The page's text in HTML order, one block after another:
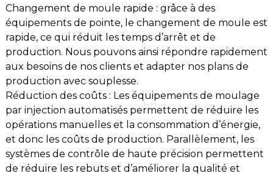
Changement de moule rapide : grâce à des
équipements de pointe, le changement de moule est
rapide, ce qui réduit les temps d’arrêt et de
production. Nous pouvons ainsi répondre rapidement
aux besoins de nos clients et adapter nos plans de
production avec souplesse.
Réduction des coûts : Les équipements de moulage
par injection automatisés permettent de réduire les
opérations manuelles et la consommation d’énergie,
et donc les coûts de production. Parallèlement, les
systèmes de contrôle de haute précision permettent
de réduire les rebuts et d’améliorer la qualité et